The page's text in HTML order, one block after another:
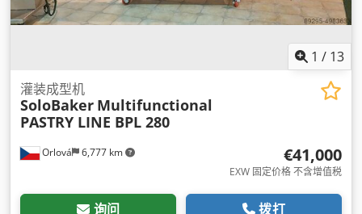
1 / 13
Orlová 6,777 km
灌装成型机
SoloBaker Multifunctional
PASTRY LINE BPL 280
€41,000
EXW 固定价格 不含增值税
询问 拨打